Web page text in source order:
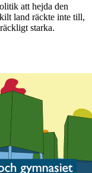
att hejda den
land räckte inte till,
starka.